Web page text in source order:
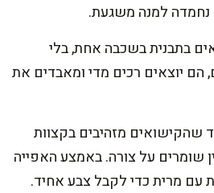
למנה משגעת.
בתבנית בשכבה אחת, בלי
הם יוצאים רכים מדי ומאבדים את
30 דק' עד שהקישואים מזהיבים בקצוות
שומרים על צורה. באמצע האפייה
עם מרית כדי לקבל צבע אחיד.